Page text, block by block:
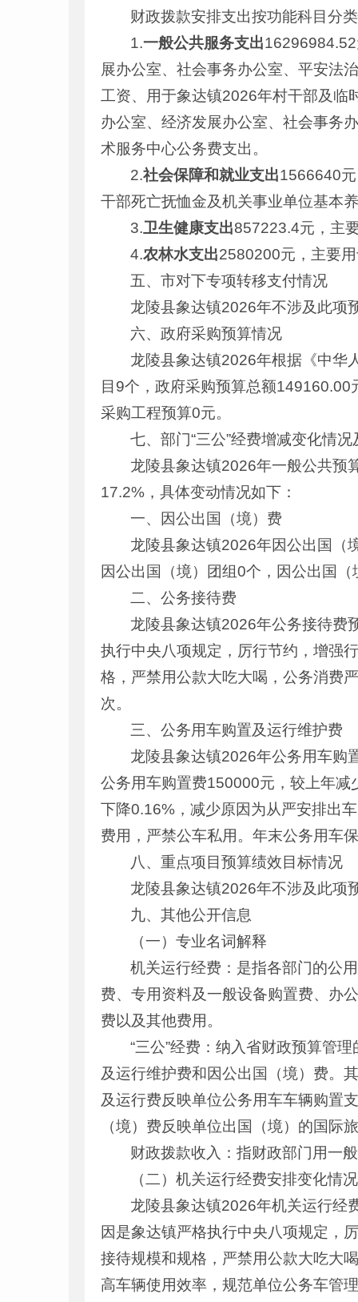
财政拨款安排支出按功能科目分
1.一般公共服务支出
展办公室、社会事务办公室、平安法
工资、用于象达镇2026年村干部及临
办公室、经济发展办公室、社会事务
术服务中心公务费支出。
2.社会保障和就业支出1566640
干部死亡抚恤金及机关事业单位基本
3.卫生健康支出857223.4元，主
4.农林水支出2580200元，主要
五、市对下专项转移支付情况
龙陵县象达镇2026年不涉及此项
六、政府采购预算情况
龙陵县象达镇2026年根据《中华
目9个，政府采购预算总额
采购工程预算0元。
七、部门“三公”经费增减变化情
龙陵县象达镇2026年一般公共预
17.2%，具体变动情况如下：
一、因公出国（境）费
龙陵县象达镇2026年因公出国（
因公出国（境）团组0个，因公出国（
二、公务接待费
龙陵县象达镇2026年公务接待费
执行中央八项规定，厉行节约，增强
格，严禁用公款大吃大喝，公务消费
次。
三、公务用车购置及运行维护费
龙陵县象达镇2026年公务用车购
公务用车购置费150000元，较上年
下降0.16%，减少原因为从严安排出
费用，严禁公车私用。年末公务用车
八、重点项目预算绩效目标情况
龙陵县象达镇2026年不涉及此项
九、其他公开信息
（一）专业名词解释
机关运行经费：是指各部门的公
费、专用资料及一般设备购置费、办
费以及其他费用。
“三公”经费：纳入省财政预算管
及运行维护费和因公出国（境）费。
及运行费反映单位公务用车车辆购置
（境）费反映单位出国（境）的国际
财政拨款收入：指财政部门用一
（二）机关运行经费安排变化情
龙陵县象达镇2026年机关运行经
因是象达镇严格执行中央八项规定，
接待规模和规格，严禁用公款大吃大
高车辆使用效率，规范单位公务车管